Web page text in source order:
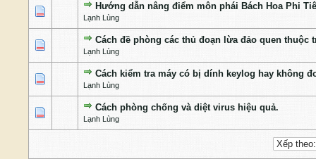
Hướng dẫn nâng điểm môn phái Bách Hoa Phi
Lạnh Lùng
1 Bỏ phiếu - 5 của 5 cấp độ
1234 5
Cách đề phòng các thủ đoạn lừa đảo quen thuộc
Lạnh Lùng
1 Bỏ phiếu - 5 của 5 cấp độ
1 2345
Cách kiểm tra máy có bị dính keylog hay không
Lạnh Lùng
1 Bỏ phiếu - 5 của 5 cấp độ
123 45
Cách phòng chống và diệt virus hiệu quả.
Lạnh Lùng
1 Bỏ phiếu - 5 của 5 cấp độ
1234 5